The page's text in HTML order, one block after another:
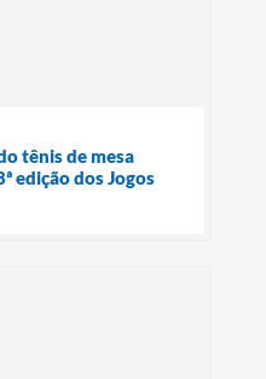
tênis de mesa
edição dos Jogos